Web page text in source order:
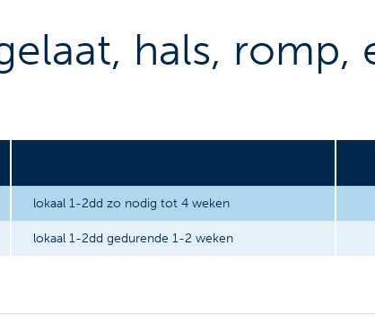
hals, romp,
lokaal 1-2dd zo nodig tot 4 weken
lokaal 1-2dd gedurende 1-2 weken